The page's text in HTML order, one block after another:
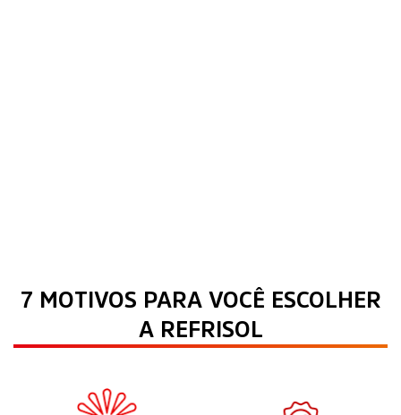
7 MOTIVOS PARA VOCÊ ESCOLHER
A REFRISOL